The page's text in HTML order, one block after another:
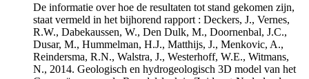
De informatie over hoe de resultaten tot stand gekomen zijn,
staat vermeld in het bijhorend rapport : Deckers, J., Vernes,
R.W., Dabekaussen, W., Den Dulk, M., Doornenbal, J.C.,
Dusar, M., Hummelman, H.J., Matthijs, J., Menkovic, A.,
Reindersma, R.N., Walstra, J., Westerhoff, W.E., Witmans,
N., 2014. Geologisch en hydrogeologisch 3D model van het